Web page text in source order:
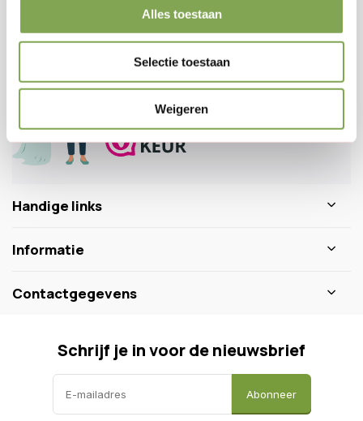
Alles toestaan
Selectie toestaan
Weigeren
Klantenservice
Veelgestelde vragen
0346 218 111
info@dewiltfang.nl
+31 640511932
Handige links
Informatie
Contactgegevens
Schrijf je in voor de nieuwsbrief
Abonneer